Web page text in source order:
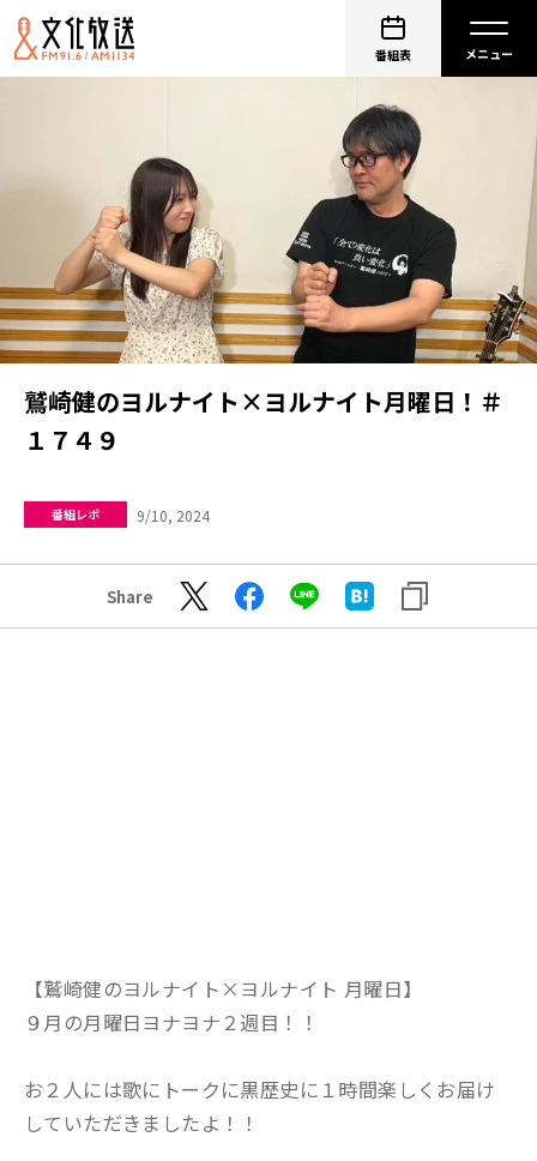
番組表
鷲崎健のヨルナイト×ヨルナイト月曜日！＃
１７４９
番組レポ 9/10, 2024
Share
【鷲崎健のヨルナイト×ヨルナイト 月曜日】
９月の月曜日ヨナヨナ２週目！！
お２人には歌にトークに黒歴史に１時間楽しくお届け
していただきましたよ！！